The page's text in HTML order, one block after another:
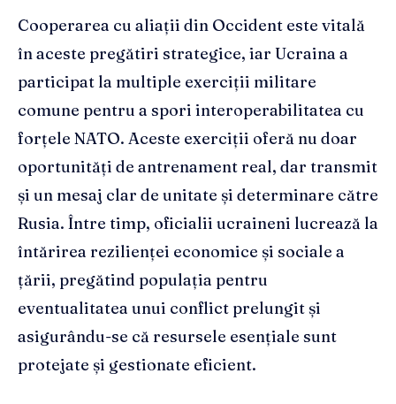
Cooperarea cu aliații din Occident este vitală
în aceste pregătiri strategice, iar Ucraina a
participat la multiple exerciții militare
comune pentru a spori interoperabilitatea cu
forțele NATO. Aceste exerciții oferă nu doar
oportunități de antrenament real, dar transmit
și un mesaj clar de unitate și determinare către
Rusia. Între timp, oficialii ucraineni lucrează la
întărirea rezilienței economice și sociale a
țării, pregătind populația pentru
eventualitatea unui conflict prelungit și
asigurându-se că resursele esențiale sunt
protejate și gestionate eficient.